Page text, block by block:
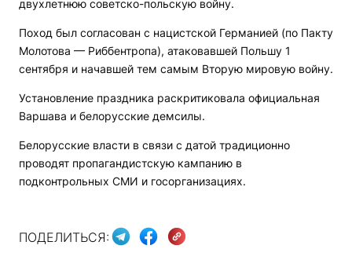
двухлетнюю советско-польскую войну.
Поход был согласован с нацистской Германией (по Пакту
Молотова — Риббентропа), атаковавшей Польшу 1
сентября и начавшей тем самым Вторую мировую войну.
Установление праздника раскритиковала официальная
Варшава и белорусские демсилы.
Белорусские власти в связи с датой традиционно
проводят пропагандистскую кампанию в
подконтрольных СМИ и госорганизациях.
ПОДЕЛИТЬСЯ: